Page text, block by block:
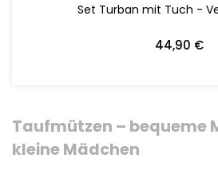
Set Turban mit Tuch -
44,90 €
Taufmützen – bequeme
kleine Mädchen